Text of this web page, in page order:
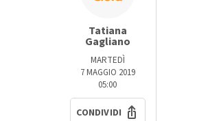
Tatiana
Gagliano
MARTEDÌ
7 MAGGIO 2019
05:00
CONDIVIDI